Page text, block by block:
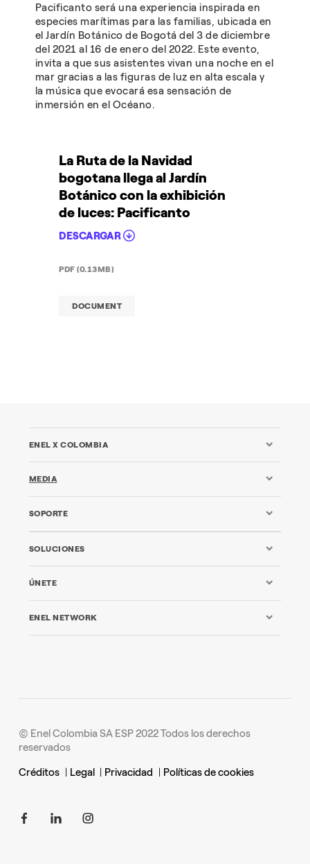
Pacificanto será una experiencia inspirada en
especies marítimas para las familias, ubicada en
el Jardín Botánico de Bogotá del 3 de diciembre
del 2021 al 16 de enero del 2022. Este evento,
invita a que sus asistentes vivan una noche en el
mar gracias a las figuras de luz en alta escala y
la música que evocará esa sensación de
inmersión en el Océano.
La Ruta de la Navidad
bogotana llega al Jardín
Botánico con la exhibición
de luces: Pacificanto
DESCARGAR
DOCUMENT
PDF (0.13MB)
ENEL X COLOMBIA
MEDIA
SOPORTE
SOLUCIONES
ÚNETE
ENEL NETWORK
© Enel Colombia SA ESP 2022 Todos los derechos
reservados
Créditos | Legal | Privacidad | Políticas de cookies